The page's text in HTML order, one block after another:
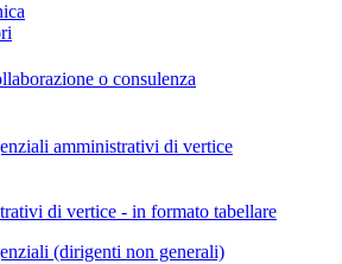
o consulenza
amministrativi di vertice
di vertice - in formato tabellare
(dirigenti non generali)